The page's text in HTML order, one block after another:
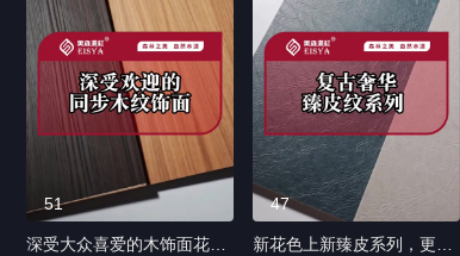
51
深受大众喜爱的木饰面花
47
新花色上新臻皮系列，更多